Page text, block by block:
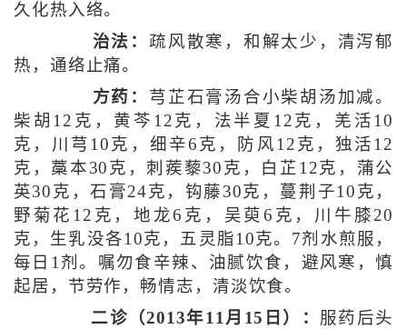
久化热入络。
治法： 疏风散寒，和解太少，清泻郁
热，通络止痛。
方药： 芎芷石膏汤合小柴胡汤加减。
柴胡12克，黄芩12克，法半夏12克，羌活10
克，川芎10克，细辛6克，防风12克，独活12
克，藁本30克，刺蒺藜30克，白芷12克，蒲公
英30克，石膏24克，钩藤30克，蔓荆子10克，
野菊花12克，地龙6克，吴萸6克，川牛膝20
克，生乳没各10克，五灵脂10克。7剂水煎服，
每日1剂。嘱勿食辛辣、油腻饮食，避风寒，慎
起居，节劳作，畅情志，清淡饮食。
二诊（2013年11月15日）： 服药后头